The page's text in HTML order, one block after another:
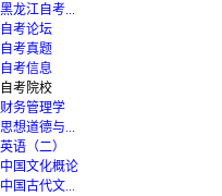
黑龙江自考...
自考论坛
自考真题
自考信息
自考院校
财务管理学
思想道德与...
英语（二）
中国文化概论
中国古代文...